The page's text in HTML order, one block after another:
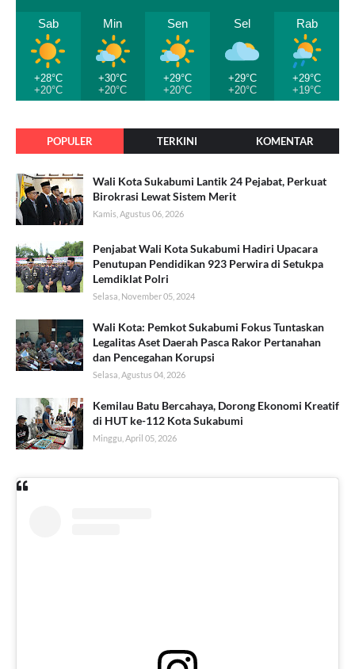
Sab
+28°C
+20°C
Min
+30°C
+20°C
Sen
+29°C
+20°C
Sel
+29°C
+20°C
Rab
+29°C
+19°C
POPULER TERKINI KOMENTAR
Wali Kota Sukabumi Lantik 24 Pejabat, Perkuat
Birokrasi Lewat Sistem Merit
Kamis, Agustus 06, 2026
Penjabat Wali Kota Sukabumi Hadiri Upacara
Penutupan Pendidikan 923 Perwira di Setukpa
Lemdiklat Polri
Selasa, November 05, 2024
Wali Kota: Pemkot Sukabumi Fokus Tuntaskan
Legalitas Aset Daerah Pasca Rakor Pertanahan
dan Pencegahan Korupsi
Selasa, Agustus 04, 2026
Kemilau Batu Bercahaya, Dorong Ekonomi Kreatif
di HUT ke-112 Kota Sukabumi
Minggu, April 05, 2026